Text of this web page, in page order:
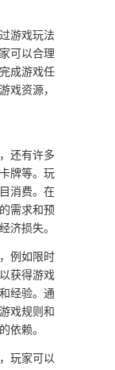
游戏玩法
可以合理
成游戏任
戏资源，
还有许多
牌等。玩
消费。在
需求和预
济损失。
例如限时
获得游戏
经验。通
戏规则和
依赖。
玩家可以